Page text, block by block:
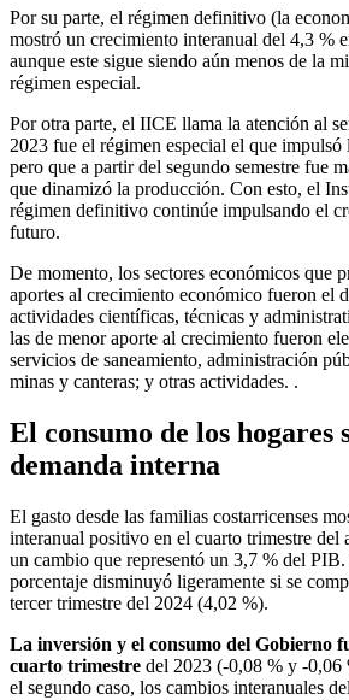
Por su parte, el régimen definitivo (la
mostró un crecimiento interanual del 4,3 %
aunque este sigue siendo aún menos de la
régimen especial.
Por otra parte, el IICE llama la atención al
2023 fue el régimen especial el que impulsó
pero que a partir del segundo semestre fue
que dinamizó la producción. Con esto, el
régimen definitivo continúe impulsando el
futuro.
De momento, los sectores económicos que
aportes al crecimiento económico fueron el
actividades científicas, técnicas y
las de menor aporte al crecimiento fueron
servicios de saneamiento, administración
minas y canteras; y otras actividades. .
El consumo de los hogares
demanda interna
El gasto desde las familias costarricenses
interanual positivo en el cuarto trimestre del
un cambio que representó un 3,7 % del PIB.
porcentaje disminuyó ligeramente si se
tercer trimestre del 2024 (4,02 %).
La inversión y el consumo del Gobierno
cuarto trimestre del 2023 (-0,08 % y -0,06
el segundo caso, los cambios interanuales